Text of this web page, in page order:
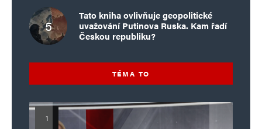
Tato kniha ovlivňuje geopolitické
uvažování Putinova Ruska. Kam řadí
Českou republiku?
TÉMA TO